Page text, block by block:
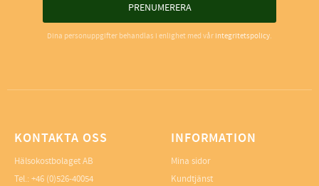
PRENUMERERA
Dina personuppgifter behandlas i enlighet med vår integritetspolicy.
KONTAKTA OSS
Hälsokostbolaget AB
Tel.: +46 (0)526-40054
INFORMATION
Mina sidor
Kundtjänst